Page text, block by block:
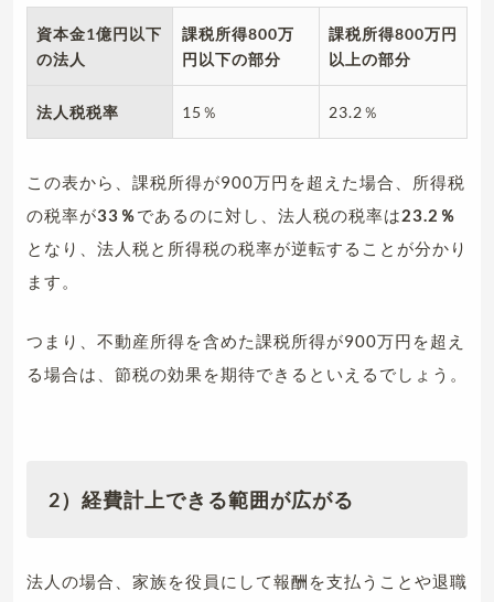
資本金1億円以下
の法人
課税所得800万
円以下の部分
課税所得800万円
以上の部分
法人税税率 15％ 23.2％
この表から、課税所得が900万円を超えた場合、所得税
の税率が33％であるのに対し、法人税の税率は23.2％
となり、法人税と所得税の税率が逆転することが分かり
ます。
つまり、不動産所得を含めた課税所得が900万円を超え
る場合は、節税の効果を期待できるといえるでしょう。
2）経費計上できる範囲が広がる
法人の場合、家族を役員にして報酬を支払うことや退職